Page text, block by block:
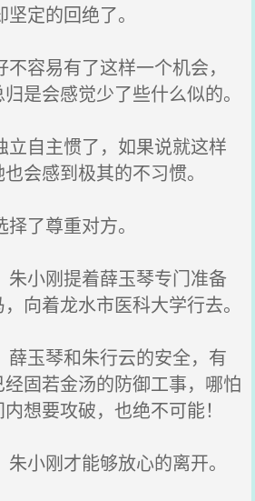
定的回绝了。
容易有了这样一个机会，
是会感觉少了些什么似的。
自主惯了，如果说就这样
会感到极其的不习惯。
了尊重对方。
小刚提着薛玉琴专门准备
向着龙水市医科大学行去。
玉琴和朱行云的安全，有
固若金汤的防御工事，哪怕
想要攻破，也绝不可能！
小刚才能够放心的离开。